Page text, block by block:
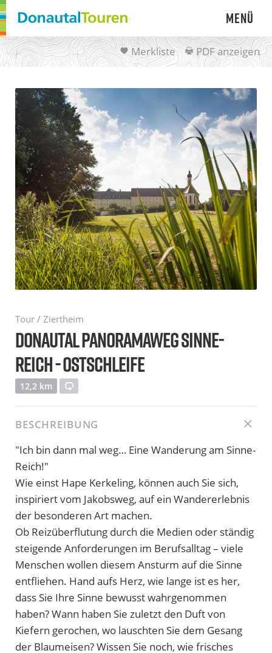
Menü
Merkliste PDF anzeigen
Tour / Ziertheim
DONAUTAL PANORAMAWEG SINNE-
REICH - OSTSCHLEIFE
12,2 km
BESCHREIBUNG
"Ich bin dann mal weg… Eine Wanderung am Sinne-
Reich!"
Wie einst Hape Kerkeling, können auch Sie sich,
inspiriert vom Jakobsweg, auf ein Wandererlebnis
der besonderen Art machen.
Ob Reizüberflutung durch die Medien oder ständig
steigende Anforderungen im Berufsalltag – viele
Menschen wollen diesem Ansturm auf die Sinne
entfliehen. Hand aufs Herz, wie lange ist es her,
dass Sie Ihre Sinne bewusst wahrgenommen
haben? Wann haben Sie zuletzt den Duft von
Kiefern gerochen, wo lauschten Sie dem Gesang
der Blaumeisen? Wissen Sie noch, wie frisches